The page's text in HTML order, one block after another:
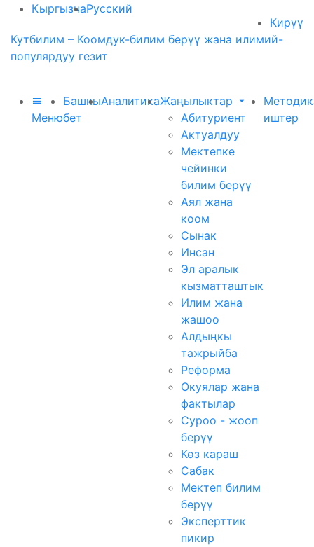
КыргызчаРусский
Кирүү
Кутбилим – Коомдук-билим берүү жана илимий-
популярдуу гезит
Меню
Башкы
бет
АналитикаЖаңылыктар
Абитуриент
Актуалдуу
Мектепке
чейинки
билим берүү
Аял жана
коом
Сынак
Инсан
Эл аралык
кызматташтык
Илим жана
жашоо
Алдыңкы
тажрыйба
Реформа
Окуялар жана
фактылар
Суроо - жооп
берүү
Көз караш
Сабак
Мектеп билим
берүү
Эксперттик
пикир
иштер